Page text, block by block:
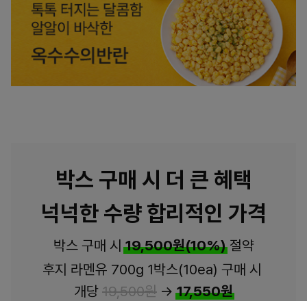
박스 구매 시 더 큰 혜택
넉넉한 수량 합리적인 가격
박스 구매 시19,500원(10%)절약
후지 라멘유 700g 1박스(10ea) 구매 시
개당 19,500원 →17,550원